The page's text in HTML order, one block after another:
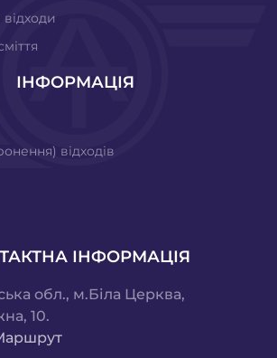
ІНФОРМАЦІЯ
відходів
ІНФОРМАЦІЯ
обл., м.Біла Церква,
10.